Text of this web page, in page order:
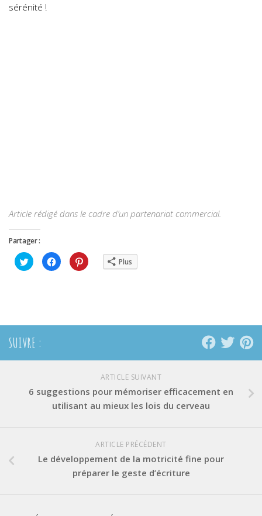
sérénité !
Article rédigé dans le cadre d’un partenariat commercial.
Partager :
Cliquez
pour
partager
Cliquez
pour
partager
Cliquez
pour Plus
SUIVRE :
ARTICLE SUIVANT
6 suggestions pour mémoriser efficacement en
utilisant au mieux les lois du cerveau
ARTICLE PRÉCÉDENT
Le développement de la motricité fine pour
préparer le geste d’écriture